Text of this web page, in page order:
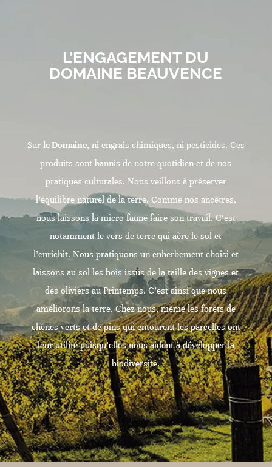
L’ENGAGEMENT DU
DOMAINE BEAUVENCE
Sur leDomaine, ni engrais chimiques, ni pesticides. Ces
produits sont bannis de notre quotidien et de nos
pratiques culturales. Nous veillons à préserver
l’équilibre naturel de la terre. Comme nos ancêtres,
nous laissons la micro faune faire son travail. C‘est
notamment le vers de terre qui aère le sol et
l’enrichit. Nous pratiquons un enherbement choisi et
laissons au sol les bois issus de la taille des vignes et
des oliviers au Printemps. C’est ainsi que nous
améliorons la terre. Chez nous, même les forêts de
chênes verts et de pins qui entourent les parcelles ont
leur utilité puisqu’elles nous aident à développer la
biodiversité.